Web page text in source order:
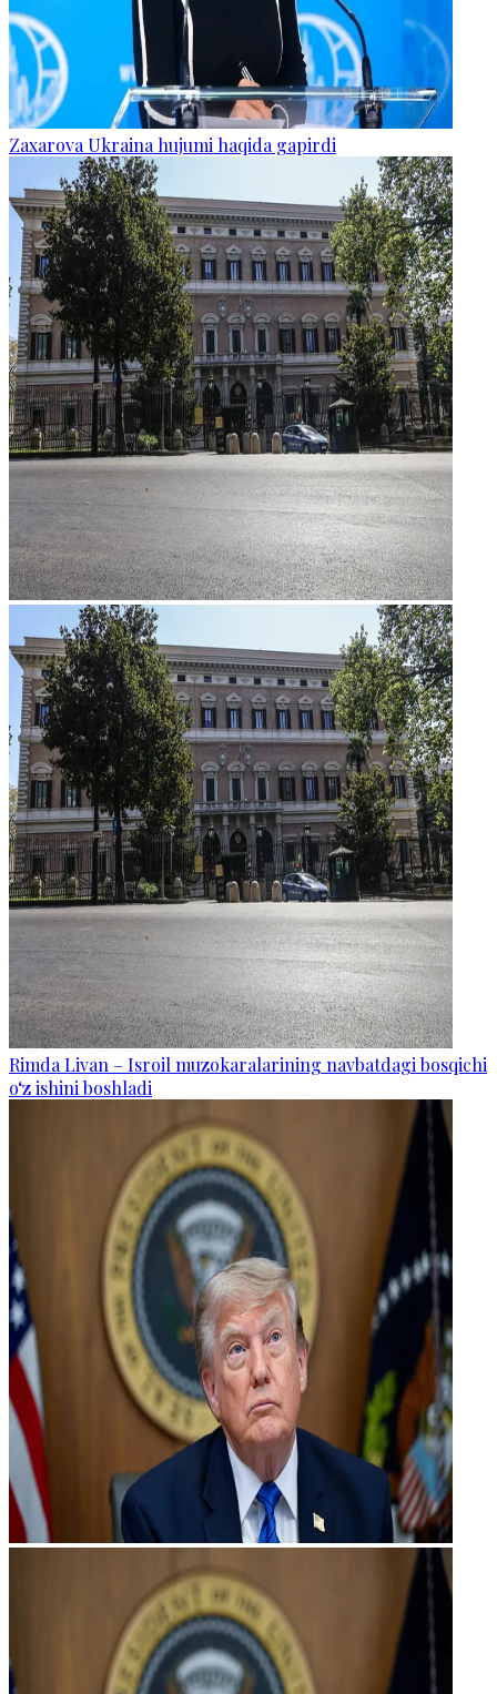
Zaxarova Ukraina hujumi haqida gapirdi
Rimda Livan – Isroil muzokaralarining navbatdagi bosqichi
o‘z ishini boshladi